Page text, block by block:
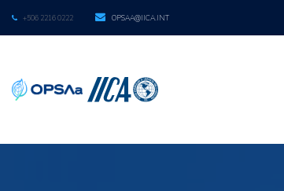
+506 2216 0222 OPSAA@IICA.INT